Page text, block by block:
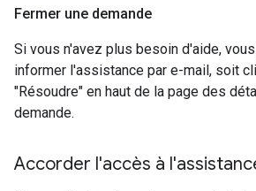
Fermer une demande
Si vous n'avez plus besoin d'aide,
informer l'assistance par e-mail, soit
"Résoudre" en haut de la page des
demande.
Accorder l'accès à